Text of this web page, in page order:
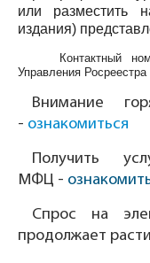
или разместить
издания)
Контактный
Управления
Внимание
- ознакомиться
Получить
МФЦ -
Спрос на
продолжает